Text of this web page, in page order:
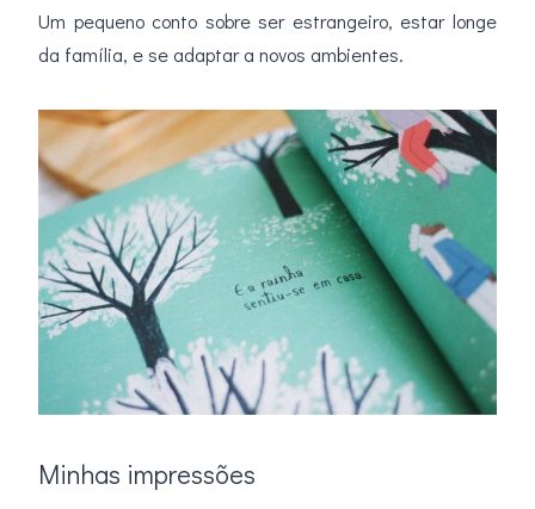
Um pequeno conto sobre ser estrangeiro, estar longe
da família, e se adaptar a novos ambientes.
Minhas impressões